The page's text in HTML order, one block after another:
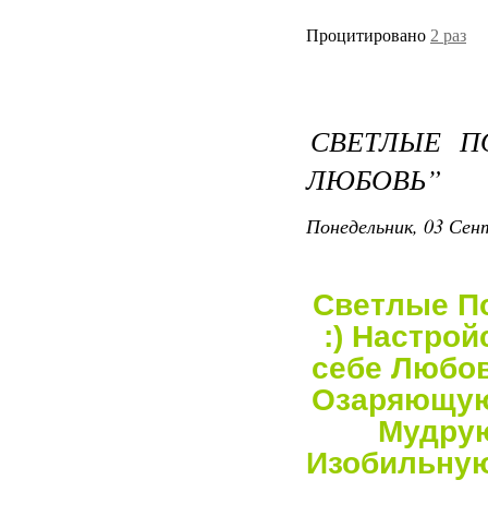
Процитировано 2 раз
СВЕТЛЫЕ
ЛЮБОВЬ”
Понедельник, 03
Светлые
:)
себе